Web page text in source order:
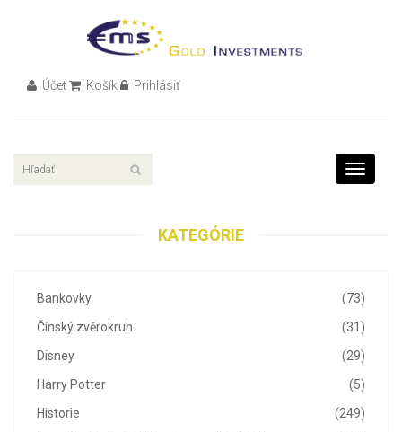
Účet Košík Prihlásiť
Toggle
KATEGÓRIE
(73)
Bankovky
(31)
Čínský zvěrokruh
(29)
Disney
(5)
Harry Potter
(249)
Historie